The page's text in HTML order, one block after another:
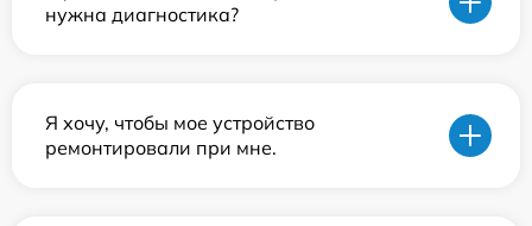
нужна диагностика?
Я хочу, чтобы мое устройство
ремонтировали при мне.